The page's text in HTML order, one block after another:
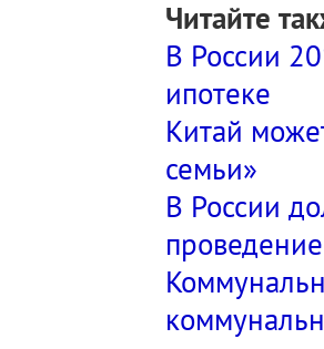
Читайте
В России
ипотеке
Китай
семьи»
В России